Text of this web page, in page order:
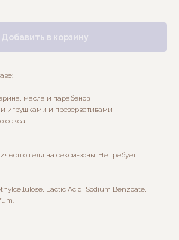
Добавить в корзину
масла и парабенов
игрушками и презервативами
секса
геля на секси-зоны. Не требует
Lactic Acid, Sodium Benzoate,